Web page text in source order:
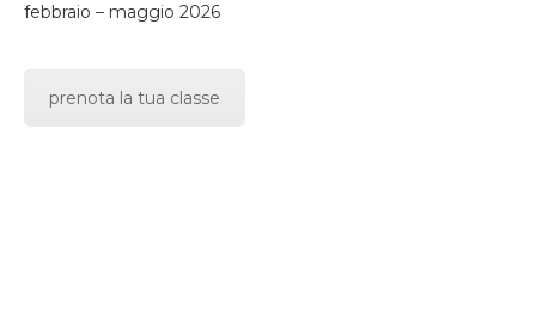
febbraio – maggio 2026
prenota la tua classe